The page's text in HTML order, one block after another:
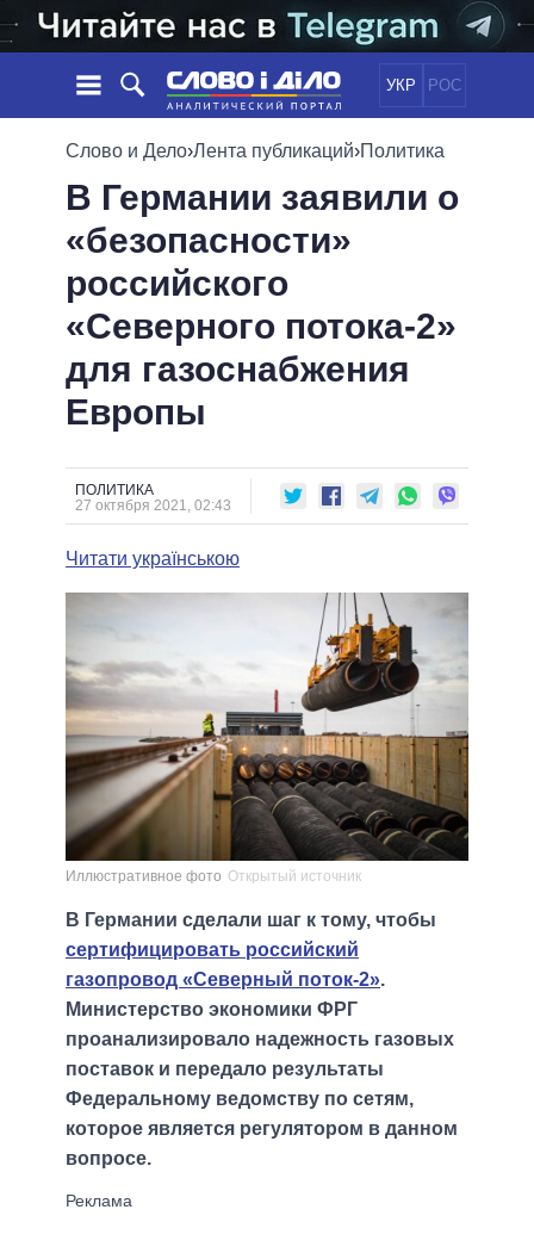
УКР РОС
НОВОСТИ
ЛЕНТА
СОБЫТИЯ
СТАТЬИ
ОБЗОРЫ
ДАЙДЖЕСТЫ
ПОЛИТИКА
ЭКОНОМИКА
ОБЕЩАНИЯ
ПОЛИТИКИ
ВСЕ ПОЛИТИКИ
ПРЕЗИДЕНТ И ОФИС
ВЕРХОВНАЯ РАДА
КАБИНЕТ МИНИСТРОВ
МЭРЫ
ВСЕ ПЕРСОНЫ
ВИДЕО
ПОДДЕРЖАТЬ
СРАВНЕНИЕ ПОЛИТИКОВ
Слово и Дело›Лента публикаций›Политика
В Германии заявили о
«безопасности»
российского
«Северного потока-2»
для газоснабжения
Европы
ПОЛИТИКА
27 октября 2021, 02:43
Читати українською
Иллюстративное фото Открытый источник
В Германии сделали шаг к тому, чтобы
сертифицировать российский
газопровод «Северный поток-2».
Министерство экономики ФРГ
проанализировало надежность газовых
поставок и передало результаты
Федеральному ведомству по сетям,
которое является регулятором в данном
вопросе.